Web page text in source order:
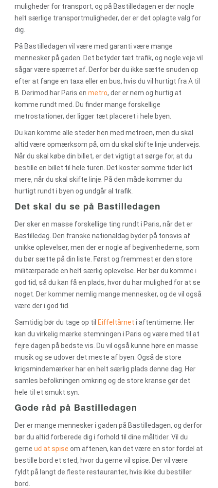
muligheder for transport, og på Bastilledagen er der nogle
helt særlige transportmuligheder, der er det oplagte valg for
dig.
På Bastilledagen vil være med garanti være mange
mennesker på gaden. Det betyder tæt trafik, og nogle veje vil
sågar være spærret af. Derfor bør du ikke sætte snuden op
efter at fange en taxa eller en bus, hvis du vil hurtigt fra A til
B. Derimod har Paris en metro, der er nem og hurtig at
komme rundt med. Du finder mange forskellige
metrostationer, der ligger tæt placeret i hele byen.
Du kan komme alle steder hen med metroen, men du skal
altid være opmærksom på, om du skal skifte linje undervejs.
Når du skal købe din billet, er det vigtigt at sørge for, at du
bestille en billet til hele turen. Det koster somme tider lidt
mere, når du skal skifte linje. På den måde kommer du
hurtigt rundt i byen og undgår al trafik.
Det skal du se på Bastilledagen
Der sker en masse forskellige ting rundt i Paris, når det er
Bastilledag. Den franske nationaldag byder på tonsvis af
unikke oplevelser, men der er nogle af begivenhederne, som
du bør sætte på din liste. Først og fremmest er den store
militærparade en helt særlig oplevelse. Her bør du komme i
god tid, så du kan få en plads, hvor du har mulighed for at se
noget. Der kommer nemlig mange mennesker, og de vil også
være der i god tid.
Samtidig bør du tage op til Eiffeltårnet i aftentimerne. Her
kan du virkelig mærke stemningen i Paris og være med til at
fejre dagen på bedste vis. Du vil også kunne høre en masse
musik og se udover det meste af byen. Også de store
krigsmindemærker har en helt særlig plads denne dag. Her
samles befolkningen omkring og de store kranse gør det
hele til et smukt syn.
Gode råd på Bastilledagen
Der er mange mennesker i gaden på Bastilledagen, og derfor
bør du altid forberede dig i forhold til dine måltider. Vil du
gerne ud at spise om aftenen, kan det være en stor fordel at
bestille bord et sted, hvor du gerne vil spise. Der vil være
fyldt på langt de fleste restauranter, hvis ikke du bestiller
bord.